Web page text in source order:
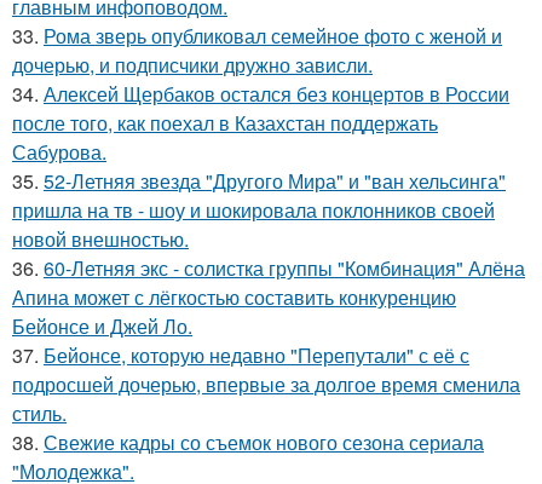
главным инфоповодом.
33. Рома зверь опубликовал семейное фото с женой и
дочерью, и подписчики дружно зависли.
34. Алексей Щербаков остался без концертов в России
после того, как поехал в Казахстан поддержать
Сабурова.
35. 52-Летняя звезда "Другого Мира" и "ван хельсинга"
пришла на тв - шоу и шокировала поклонников своей
новой внешностью.
36. 60-Летняя экс - солистка группы "Комбинация" Алёна
Апина может с лёгкостью составить конкуренцию
Бейонсе и Джей Ло.
37. Бейонсе, которую недавно "Перепутали" с её с
подросшей дочерью, впервые за долгое время сменила
стиль.
38. Свежие кадры со съемок нового сезона сериала
"Молодежка".